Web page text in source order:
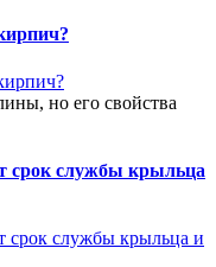
но его свойства
срок службы крыльца